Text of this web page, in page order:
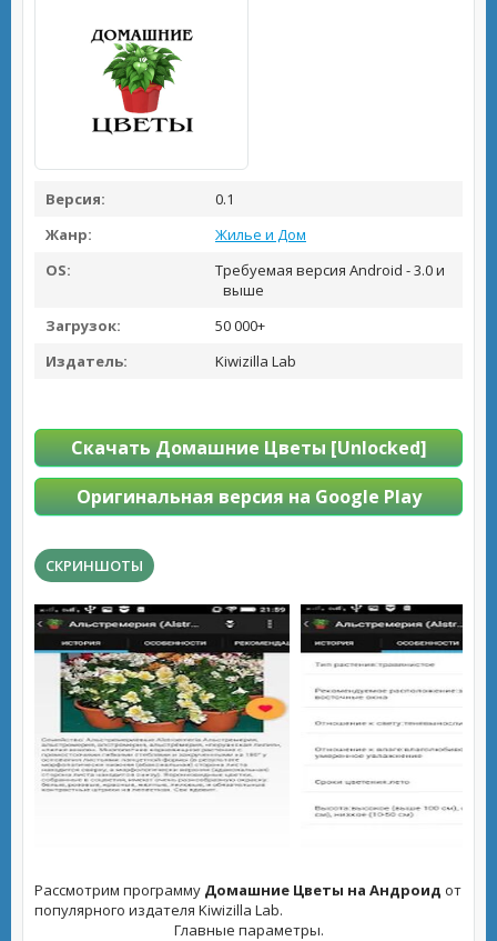
Версия:
0.1
Жанр:
Жилье и Дом
OS:
Требуемая версия Android - 3.0 и
выше
Загрузок:
50 000+
Издатель:
Kiwizilla Lab
Скачать Домашние Цветы [Unlocked]
Оригинальная версия на Google Play
СКРИНШОТЫ
Рассмотрим программу Домашние Цветы на Андроид от
популярного издателя Kiwizilla Lab.
Главные параметры.